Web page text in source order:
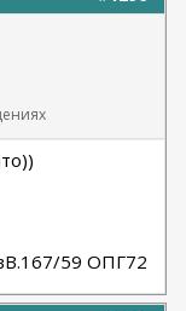
59 ОПГ72